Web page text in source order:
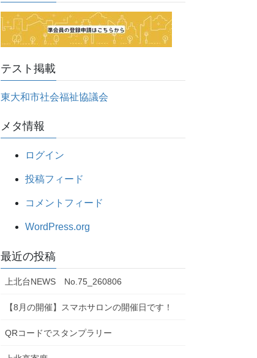
テスト掲載
東大和市社会福祉協議会
メタ情報
ログイン
投稿フィード
コメントフィード
WordPress.org
最近の投稿
上北台NEWS No.75_260806
【8月の開催】スマホサロンの開催日です！
QRコードでスタンプラリー